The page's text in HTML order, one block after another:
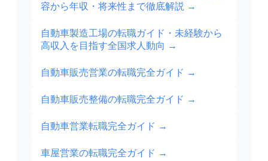
容から年収・将来性まで徹底解説 →
自動車製造工場の転職ガイド・未経験から
高収入を目指す全国求人動向 →
自動車販売営業の転職完全ガイド →
自動車販売整備の転職完全ガイド →
自動車営業転職完全ガイド →
車屋営業の転職完全ガイド →